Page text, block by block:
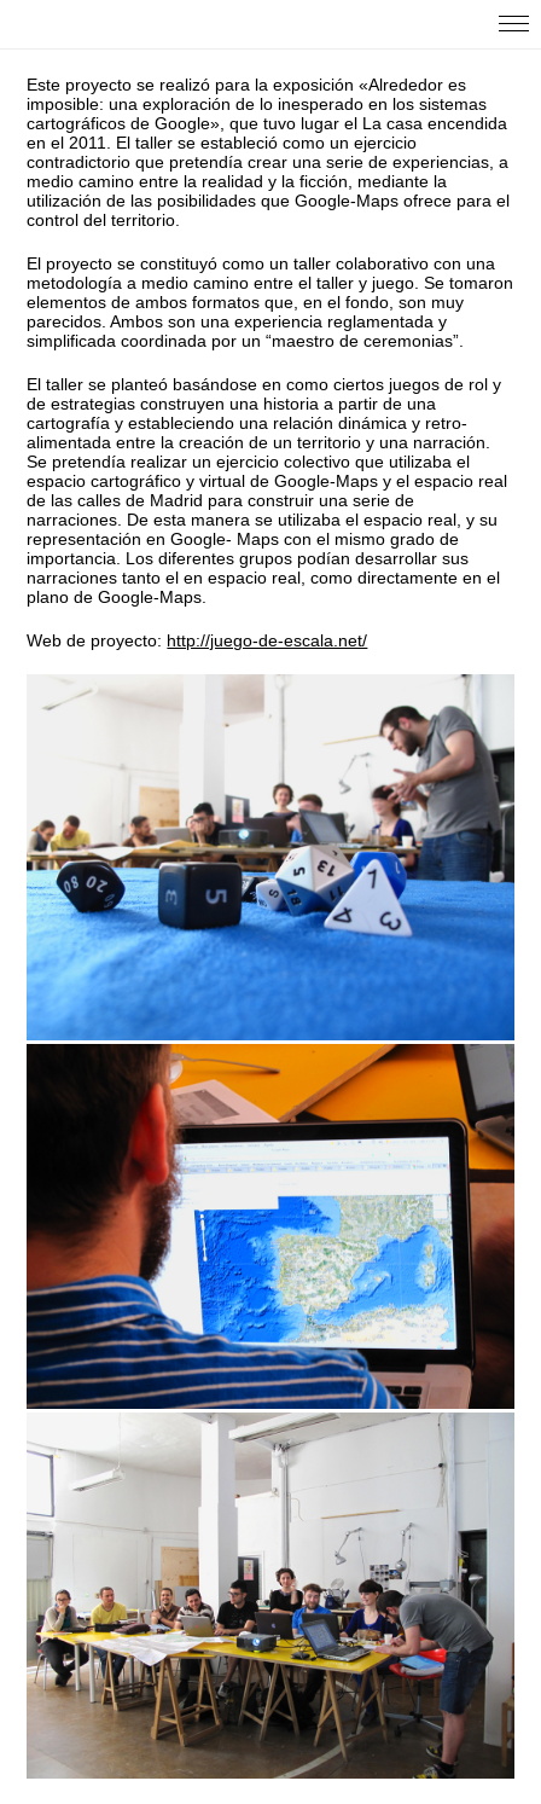
Este proyecto se realizó para la exposición «Alrededor es
imposible: una exploración de lo inesperado en los sistemas
cartográficos de Google», que tuvo lugar el La casa encendida
en el 2011. El taller se estableció como un ejercicio
contradictorio que pretendía crear una serie de experiencias, a
medio camino entre la realidad y la ficción, mediante la
utilización de las posibilidades que Google-Maps ofrece para el
control del territorio.
El proyecto se constituyó como un taller colaborativo con una
metodología a medio camino entre el taller y juego. Se tomaron
elementos de ambos formatos que, en el fondo, son muy
parecidos. Ambos son una experiencia reglamentada y
simplificada coordinada por un “maestro de ceremonias”.
El taller se planteó basándose en como ciertos juegos de rol y
de estrategias construyen una historia a partir de una
cartografía y estableciendo una relación dinámica y retro-
alimentada entre la creación de un territorio y una narración.
Se pretendía realizar un ejercicio colectivo que utilizaba el
espacio cartográfico y virtual de Google-Maps y el espacio real
de las calles de Madrid para construir una serie de
narraciones. De esta manera se utilizaba el espacio real, y su
representación en Google- Maps con el mismo grado de
importancia. Los diferentes grupos podían desarrollar sus
narraciones tanto el en espacio real, como directamente en el
plano de Google-Maps.
Web de proyecto: http://juego-de-escala.net/